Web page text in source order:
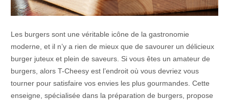
Les burgers sont une véritable icône de la gastronomie
moderne, et il n’y a rien de mieux que de savourer un délicieux
burger juteux et plein de saveurs. Si vous êtes un amateur de
burgers, alors T-Cheesy est l’endroit où vous devriez vous
tourner pour satisfaire vos envies les plus gourmandes. Cette
enseigne, spécialisée dans la préparation de burgers, propose